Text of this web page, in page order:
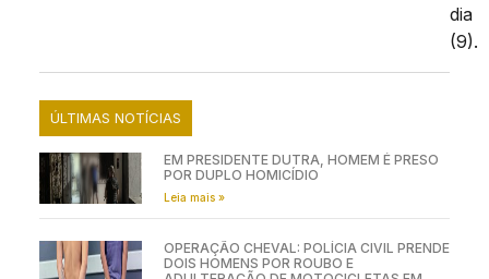
dia
(9).
ÚLTIMAS NOTÍCIAS
EM PRESIDENTE DUTRA, HOMEM É PRESO
POR DUPLO HOMICÍDIO
Leia mais »
OPERAÇÃO CHEVAL: POLÍCIA CIVIL PRENDE
DOIS HOMENS POR ROUBO E